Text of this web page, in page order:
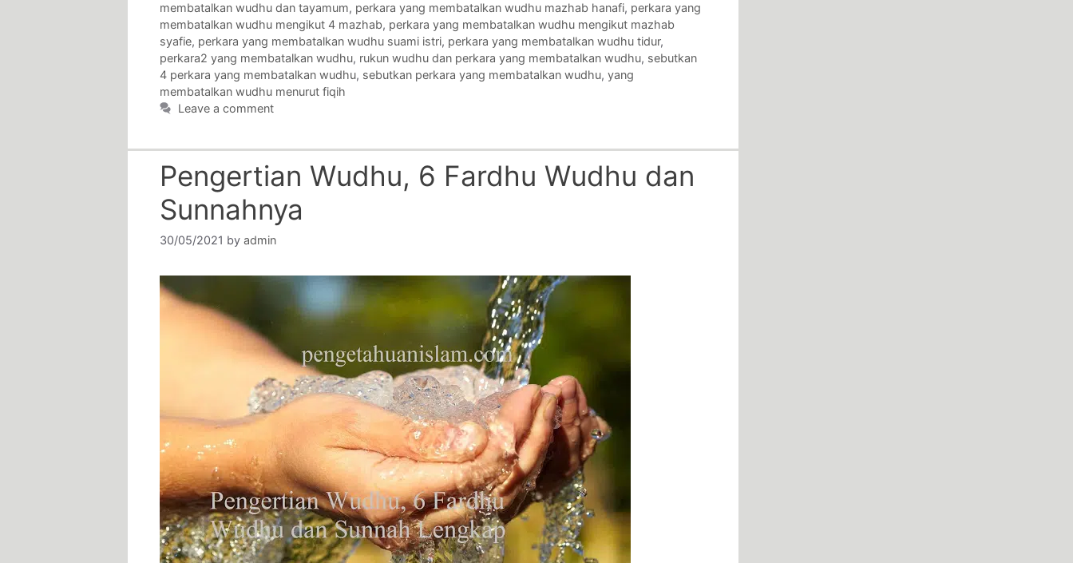
membatalkan wudhu dan tayamum, perkara yang membatalkan wudhu mazhab hanafi, perkara yang
membatalkan wudhu mengikut 4 mazhab, perkara yang membatalkan wudhu mengikut mazhab
syafie, perkara yang membatalkan wudhu suami istri, perkara yang membatalkan wudhu tidur,
perkara2 yang membatalkan wudhu, rukun wudhu dan perkara yang membatalkan wudhu, sebutkan
4 perkara yang membatalkan wudhu, sebutkan perkara yang membatalkan wudhu, yang
membatalkan wudhu menurut fiqih
Leave a comment
Pengertian Wudhu, 6 Fardhu Wudhu dan
Sunnahnya
30/05/2021 by admin